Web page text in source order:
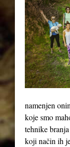
namenjen
koje smo
tehnike
koji način ih